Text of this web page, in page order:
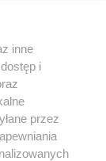
i
sposób (w
polu
w Internecie
lub
prawa, tzn.
być ścigane
inne
i
przez